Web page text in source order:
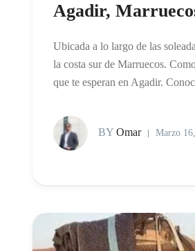
Agadir,
Ubicada a lo largo de las
la costa sur de Marruecos.
que te esperan en Agadir.
BY Omar Marzo